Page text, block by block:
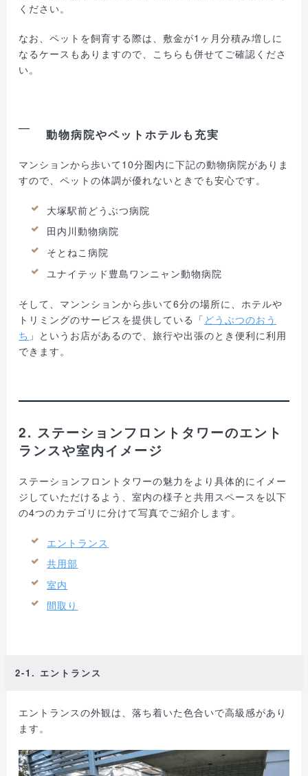
ください。
なお、ペットを飼育する際は、敷金が1ヶ月分積み増しに
なるケースもありますので、こちらも併せてご確認くださ
い。
動物病院やペットホテルも充実
マンションから歩いて10分圏内に下記の動物病院がありま
すので、ペットの体調が優れないときでも安心です。
大塚駅前どうぶつ病院
田内川動物病院
そとねこ病院
ユナイテッド豊島ワンニャン動物病院
そして、マンンションから歩いて6分の場所に、ホテルや
トリミングのサービスを提供している「 どうぶつのおう
ち 」というお店があるので、旅行や出張のとき便利に利用
できます。
2. ステーションフロントタワーのエント
ランスや室内イメージ
ステーションフロントタワーの魅力をより具体的にイメー
ジしていただけるよう、室内の様子と共用スペースを以下
の4つのカテゴリに分けて写真でご紹介します。
エントランス
共用部
室内
間取り
2-1. エントランス
エントランスの外観は、落ち着いた色合いで高級感があり
ます。